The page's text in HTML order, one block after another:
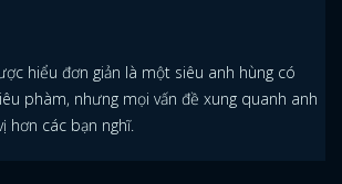
hiểu đơn giản là một siêu anh hùng có
phàm, nhưng mọi vấn đề xung quanh anh
hơn các bạn nghĩ.